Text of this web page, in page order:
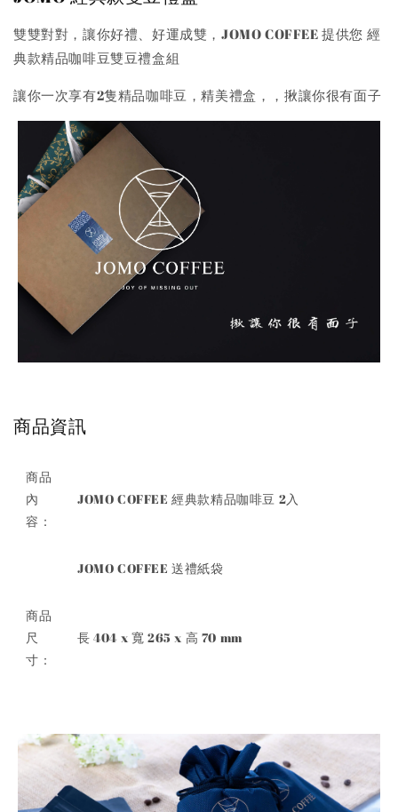
雙雙對對，讓你好禮、好運成雙，JOMO COFFEE 提供您 經
典款精品咖啡豆雙豆禮盒組
讓你一次享有2隻精品咖啡豆，精美禮盒，，揪讓你很有面子
商品資訊
商品
內
容：
JOMO COFFEE 經典款精品咖啡豆 2入
JOMO COFFEE 送禮紙袋
商品
尺
寸：
長 404 x 寬 265 x 高 70 mm